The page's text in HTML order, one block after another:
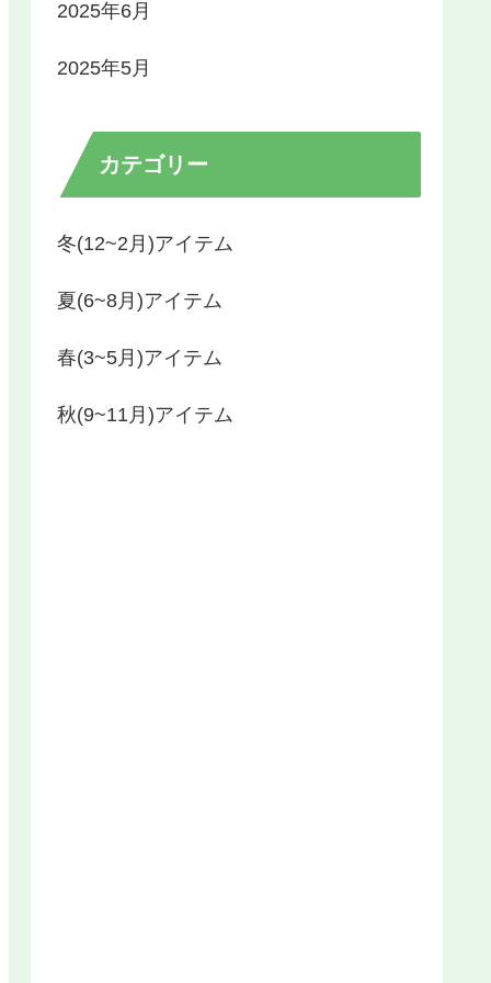
2025年6月
2025年5月
カテゴリー
冬(12~2月)アイテム
夏(6~8月)アイテム
春(3~5月)アイテム
秋(9~11月)アイテム